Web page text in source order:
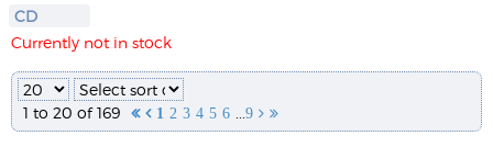
CD
Currently not in stock
1 to 20 of 169   1 2 3 4 5 6 9  